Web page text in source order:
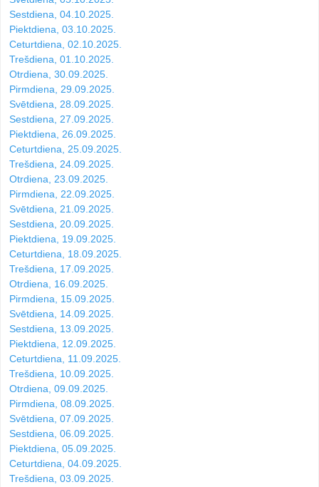
Sestdiena, 04.10.2025.
Piektdiena, 03.10.2025.
Ceturtdiena, 02.10.2025.
Trešdiena, 01.10.2025.
Otrdiena, 30.09.2025.
Pirmdiena, 29.09.2025.
Svētdiena, 28.09.2025.
Sestdiena, 27.09.2025.
Piektdiena, 26.09.2025.
Ceturtdiena, 25.09.2025.
Trešdiena, 24.09.2025.
Otrdiena, 23.09.2025.
Pirmdiena, 22.09.2025.
Svētdiena, 21.09.2025.
Sestdiena, 20.09.2025.
Piektdiena, 19.09.2025.
Ceturtdiena, 18.09.2025.
Trešdiena, 17.09.2025.
Otrdiena, 16.09.2025.
Pirmdiena, 15.09.2025.
Svētdiena, 14.09.2025.
Sestdiena, 13.09.2025.
Piektdiena, 12.09.2025.
Ceturtdiena, 11.09.2025.
Trešdiena, 10.09.2025.
Otrdiena, 09.09.2025.
Pirmdiena, 08.09.2025.
Svētdiena, 07.09.2025.
Sestdiena, 06.09.2025.
Piektdiena, 05.09.2025.
Ceturtdiena, 04.09.2025.
Trešdiena, 03.09.2025.